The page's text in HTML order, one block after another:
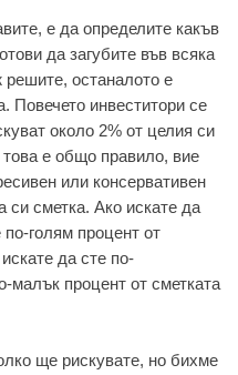
е да определите какъв
да загубите във всяка
останалото е
Повечето инвеститори се
около 2% от целия си
е общо правило, вие
или консервативен
си сметка. Ако искате да
голям процент от
да сте по-
малък процент от сметката
ще рискувате, но бихме